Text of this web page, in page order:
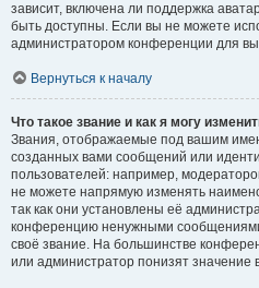
зависит, включена ли поддержка
быть доступны. Если вы не можете
администратором конференции для
Вернуться к началу
Что такое звание и как я могу
Звания, отображаемые под вашим
созданных вами сообщений или
пользователей: например,
не можете напрямую изменять
так как они установлены её
конференцию ненужными
своё звание. На большинстве
или администратор понизят значение